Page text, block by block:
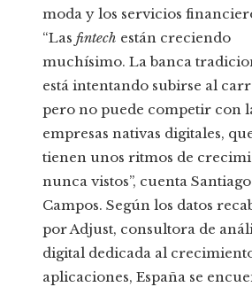
moda y los servicios
“Las fintech están creciendo
muchísimo. La banca
está intentando subirse al
pero no puede competir con
empresas nativas digitales,
tienen unos ritmos de
nunca vistos”, cuenta Santiago
Campos. Según los datos
por Adjust, consultora de
digital dedicada al
aplicaciones, España se